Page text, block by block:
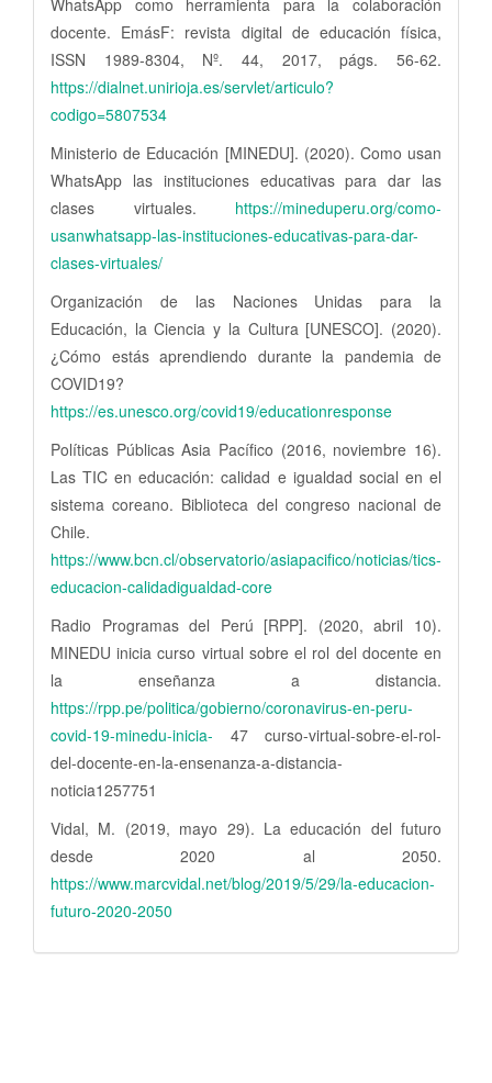
docente. EmásF: revista digital de educación física,
ISSN 1989-8304, Nº. 44, 2017, págs. 56-62.
https://dialnet.unirioja.es/servlet/articulo?
codigo=5807534
Ministerio de Educación [MINEDU]. (2020). Como usan
WhatsApp las instituciones educativas para dar las
clases virtuales. https://mineduperu.org/como-
usanwhatsapp-las-instituciones-educativas-para-dar-
clases-virtuales/
Organización de las Naciones Unidas para la
Educación, la Ciencia y la Cultura [UNESCO]. (2020).
¿Cómo estás aprendiendo durante la pandemia de
COVID19?
https://es.unesco.org/covid19/educationresponse
Políticas Públicas Asia Pacífico (2016, noviembre 16).
Las TIC en educación: calidad e igualdad social en el
sistema coreano. Biblioteca del congreso nacional de
Chile.
https://www.bcn.cl/observatorio/asiapacifico/noticias/tics-
educacion-calidadigualdad-core
Radio Programas del Perú [RPP]. (2020, abril 10).
MINEDU inicia curso virtual sobre el rol del docente en
la enseñanza a distancia.
https://rpp.pe/politica/gobierno/coronavirus-en-peru-
covid-19-minedu-inicia- 47 curso-virtual-sobre-el-rol-
del-docente-en-la-ensenanza-a-distancia-
noticia1257751
Vidal, M. (2019, mayo 29). La educación del futuro
desde 2020 al 2050.
https://www.marcvidal.net/blog/2019/5/29/la-educacion-
futuro-2020-2050